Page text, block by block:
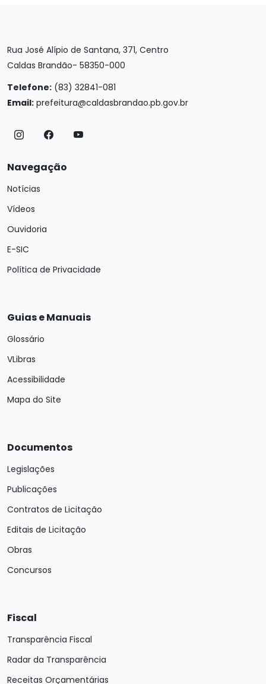
Rua José Alípio de Santana, 371, Centro
Caldas Brandão- 58350-000
Telefone: (83) 32841-081
Email: prefeitura@caldasbrandao.pb.gov.br
Navegação
Notícias
Vídeos
Ouvidoria
E-SIC
Política de Privacidade
Guias e Manuais
Glossário
VLibras
Acessibilidade
Mapa do Site
Documentos
Legislações
Publicações
Contratos de Licitação
Editais de Licitação
Obras
Concursos
Fiscal
Transparência Fiscal
Radar da Transparência
Receitas Orçamentárias